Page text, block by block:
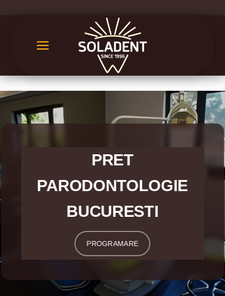
PRET
PARODONTOLOGIE
BUCURESTI
PROGRAMARE